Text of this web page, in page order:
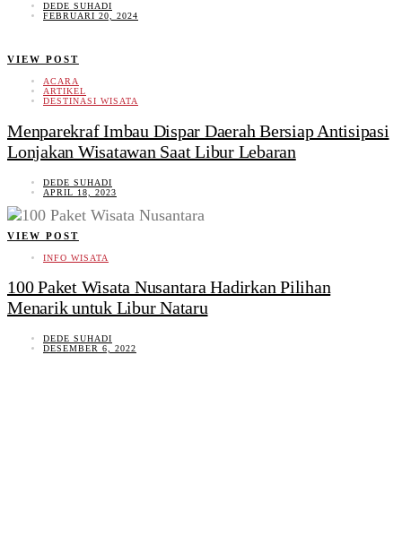
DEDE SUHADI
FEBRUARI 20, 2024
VIEW POST
ACARA
ARTIKEL
DESTINASI WISATA
Menparekraf Imbau Dispar Daerah Bersiap Antisipasi
Lonjakan Wisatawan Saat Libur Lebaran
DEDE SUHADI
APRIL 18, 2023
VIEW POST
INFO WISATA
100 Paket Wisata Nusantara Hadirkan Pilihan
Menarik untuk Libur Nataru
DEDE SUHADI
DESEMBER 6, 2022